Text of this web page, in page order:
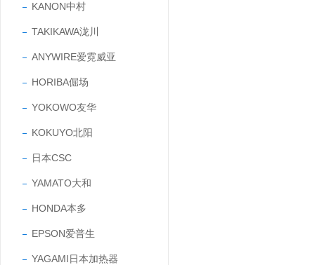
KANON中村
TAKIKAWA泷川
ANYWIRE爱霓威亚
HORIBA倔场
YOKOWO友华
KOKUYO北阳
日本CSC
YAMATO大和
HONDA本多
EPSON爱普生
YAGAMI日本加热器